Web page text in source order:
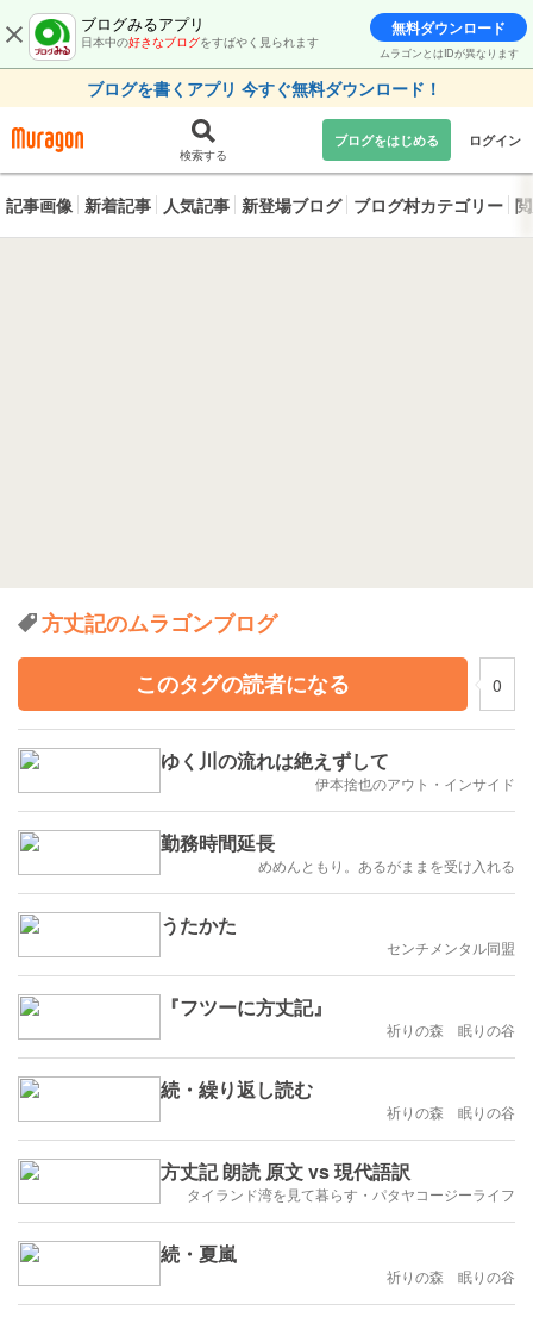
ブログみるアプリ
日本中の好きなブログをすばやく見られます
無料ダウンロード
ムラゴンとはIDが異なります
ブログを書くアプリ 今すぐ無料ダウンロード！
検索する
ブログをはじめる ログイン
記事画像 新着記事 人気記事 新登場ブログ ブログ村カテゴリー
方丈記のムラゴンブログ
このタグの読者になる
0
ゆく川の流れは絶えずして
伊本捨也のアウト・インサイド
勤務時間延長
めめんともり。あるがままを受け入れる
うたかた
センチメンタル同盟
『フツーに方丈記』
祈りの森 眠りの谷
続・繰り返し読む
祈りの森 眠りの谷
方丈記 朗読 原文 vs 現代語訳
タイランド湾を見て暮らす・パタヤコージーライフ
続・夏嵐
祈りの森 眠りの谷